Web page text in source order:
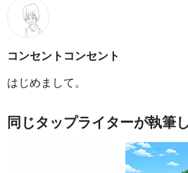
コンセントコンセント
はじめまして。
同じタップライターが執筆